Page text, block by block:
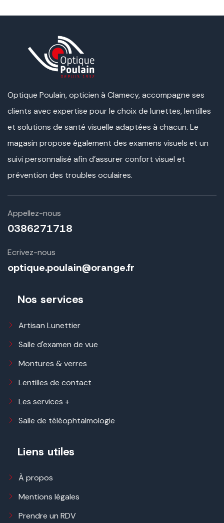
Optique Poulain, opticien à Clamecy, accompagne ses
clients avec expertise pour le choix de lunettes, lentilles
et solutions de santé visuelle adaptées à chacun. Le
magasin propose également des examens visuels et un
suivi personnalisé afin d’assurer confort visuel et
prévention des troubles oculaires.
Appellez-nous
0386271718
Ecrivez-nous
optique.poulain@orange.fr
Nos services
Artisan Lunettier
Salle d'examen de vue
Montures & verres
Lentilles de contact
Les services +
Salle de téléophtalmologie
Liens utiles
À propos
Mentions légales
Prendre un RDV